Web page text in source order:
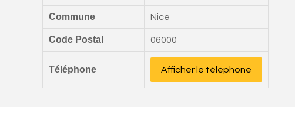
Commune Nice
Code Postal 06000
Téléphone Afficher le téléphone